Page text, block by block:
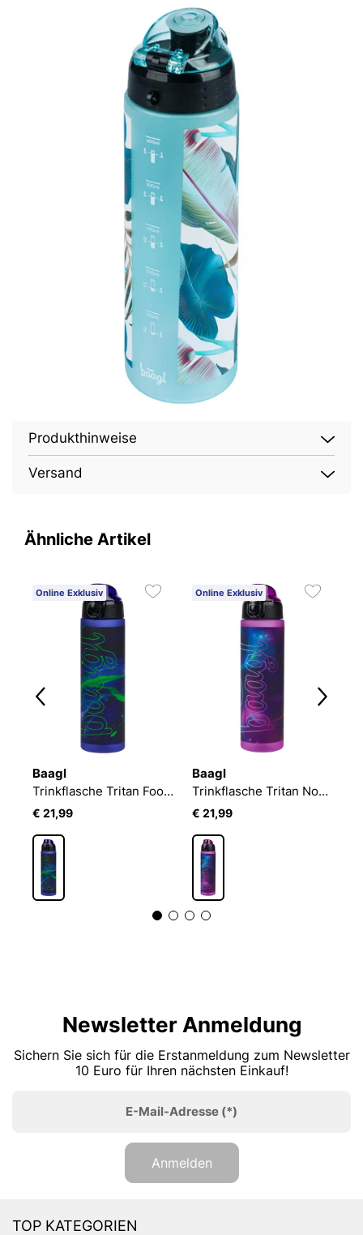
Produkthinweise
Versand
Ähnliche Artikel
Online Exklusiv
Baagl
Trinkflasche Tritan Football Champion 700 ml
€ 21,99
Online Exklusiv
Baagl
Trinkflasche Tritan Nova 700 ml
€ 21,99
Newsletter Anmeldung
Sichern Sie sich für die Erstanmeldung zum Newsletter
10 Euro für Ihren nächsten Einkauf!
E-Mail-Adresse (*)
Anmelden
TOP KATEGORIEN